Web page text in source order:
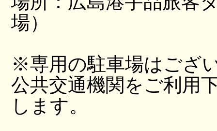
場）
※専用の駐車場はござ
公共交通機関をご利用
します。